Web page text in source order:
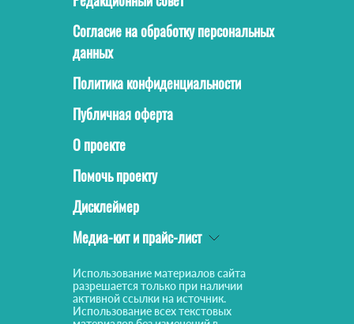
Согласие на обработку персональных
данных
Политика конфиденциальности
Публичная оферта
О проекте
Помочь проекту
Дисклеймер
Медиа-кит и прайс-лист
Использование материалов сайта
разрешается только при наличии
активной ссылки на источник.
Использование всех текстовых